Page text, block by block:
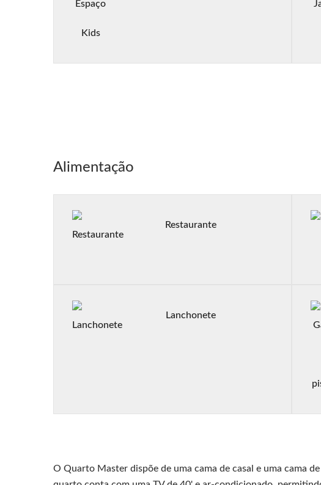
Alimentação
Restaurante
Lanchonete
O Quarto Master dispõe de uma cama de casal e uma cama